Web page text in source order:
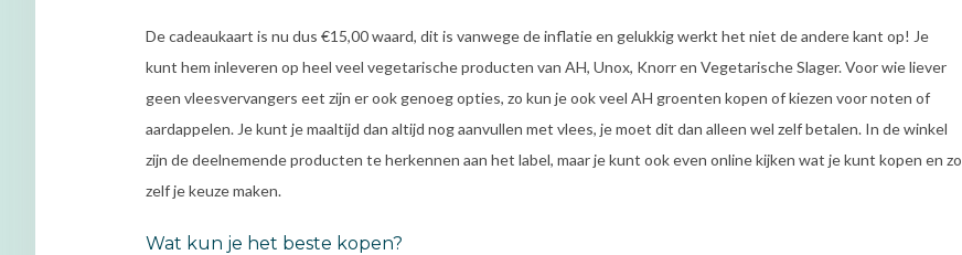
De cadeaukaart is nu dus €15,00 waard, dit is vanwege de inflatie en gelukkig werkt het niet de andere kant op! Je
kunt hem inleveren op heel veel vegetarische producten van AH, Unox, Knorr en Vegetarische Slager. Voor wie liever
geen vleesvervangers eet zijn er ook genoeg opties, zo kun je ook veel AH groenten kopen of kiezen voor noten of
aardappelen. Je kunt je maaltijd dan altijd nog aanvullen met vlees, je moet dit dan alleen wel zelf betalen. In de winkel
zijn de deelnemende producten te herkennen aan het label, maar je kunt ook even online kijken wat je kunt kopen en zo
zelf je keuze maken.
Wat kun je het beste kopen?